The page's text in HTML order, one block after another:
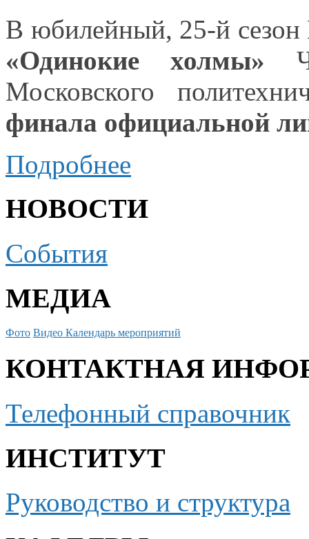
В юбилейный, 25-й
«Одинокие холмы»
Московского
финала официальной
Подробнее
НОВОСТИ
События
МЕДИА
Фото Видео Календарь мероприятий
КОНТАКТНАЯ
Телефонный справочник
ИНСТИТУТ
Руководство и структура